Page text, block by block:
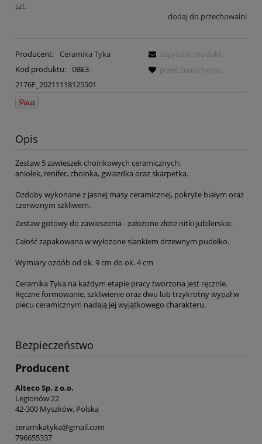
szt.
dodaj do przechowalni
Producent:
Ceramika Tyka
Kod produktu: 0BE3-
2176F_20211118125501
zapytaj o produkt
poleć znajomemu
Opis
Zestaw 5 zawieszek choinkowych ceramicznych:
aniołek, renifer, choinka, gwiazdka oraz skarpetka.
Ozdoby wykonane z jasnej masy ceramicznej, pokryte białym oraz
czerwonym szkliwem.
Zestaw gotowy do zawieszenia - założone złote nitki jubilerskie.
Całość zapakowana w wyłożone siankiem drzewnym pudełko.
Wymiary ozdób od ok. 9 cm do ok. 4 cm
Ceramika Tyka na każdym etapie pracy tworzona jest ręcznie.
Ręczne formowanie, szkliwienie oraz dwu lub trzykrotny wypał w
piecu ceramicznym nadają jej wyjątkowego charakteru.
Bezpieczeństwo
Producent
Alteco Sp. z o.o.
Legionów 22
42-300 Myszków, Polska
ceramikatyka@gmail.com
796655337